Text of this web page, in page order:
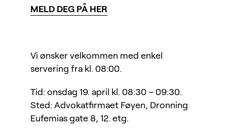
MELD DEG PÅ HER
Vi ønsker velkommen med enkel
servering fra kl. 08:00.
Tid: onsdag 19. april kl. 08:30 – 09:30.
Sted: Advokatfirmaet Føyen, Dronning
Eufemias gate 8, 12. etg.